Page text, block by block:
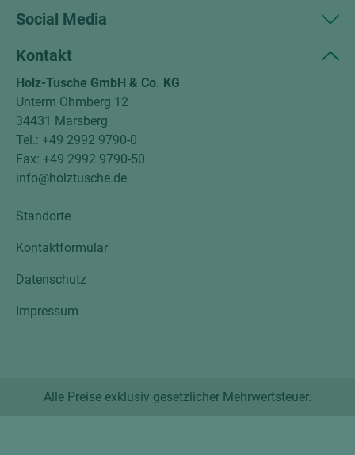
Social Media
Kontakt
Holz-Tusche GmbH & Co. KG
Unterm Ohmberg 12
34431 Marsberg
Tel.: +49 2992 9790-0
Fax: +49 2992 9790-50
info@holztusche.de
Standorte
Kontaktformular
Datenschutz
Impressum
Alle Preise exklusiv gesetzlicher Mehrwertsteuer.